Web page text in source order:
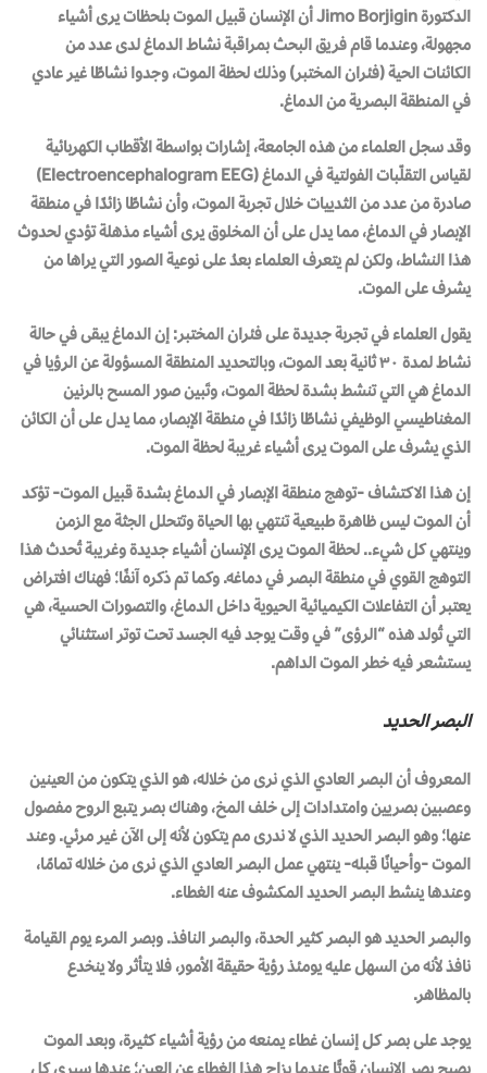
الدكتورةJimo Borjiginأن الإنسان قبيل الموت بلحظات يرى أشياء
مجهولة، وعندما قام فريق البحث بمراقبة نشاط الدماغ لدى عدد من
الكائنات الحية (فئران المختبر) وذلك لحظة الموت، وجدوا نشاطًا غير عادي
في المنطقة البصرية من الدماغ.
وقد سجل العلماء من هذه الجامعة، إشارات بواسطة الأقطاب الكهربائية
لقياس التقلّبات الفولتية في الدماغ(Electroencephalogram EEG)
صادرة من عدد من الثدييات خلال تجربة الموت، وأن نشاطًا زائدًا في منطقة
الإبصار في الدماغ، مما يدل على أن المخلوق يرى أشياء مذهلة تؤدي لحدوث
هذا النشاط، ولكن لم يتعرف العلماء بعدُ على نوعية الصور التي يراها من
يشرف على الموت.
يقول العلماء في تجربة جديدة على فئران المختبر: إن الدماغ يبقى في حالة
نشاط لمدة ٣٠ ثانية بعد الموت، وبالتحديد المنطقة المسؤولة عن الرؤيا في
الدماغ هي التي تنشط بشدة لحظة الموت، وتَبين صور المسح بالرنين
المغناطيسي الوظيفي نشاطًا زائدًا في منطقة الإبصار، مما يدل على أن الكائن
الذي يشرف على الموت يرى أشياء غريبة لحظة الموت.
إن هذا الاكتشاف -توهج منطقة الإبصار في الدماغ بشدة قبيل الموت- تؤكد
أن الموت ليس ظاهرة طبيعية تنتهي بها الحياة وتتحلل الجثة مع الزمن
وينتهي كل شيء.. لحظة الموت يرى الإنسان أشياء جديدة وغريبة تُحدث هذا
التوهج القوي في منطقة البصر في دماغه. وكما تم ذكره آنفًا؛ فهناك افتراض
يعتبر أن التفاعلات الكيميائية الحيوية داخل الدماغ، والتصورات الحسية، هي
التي تُولد هذه “الرؤى” في وقت يوجد فيه الجسد تحت توتر استثنائي
يستشعر فيه خطر الموت الداهم.
البصر الحديد
المعروف أن البصر العادي الذي نرى من خلاله، هو الذي يتكون من العينين
وعصبين بصريين وامتدادات إلى خلف المخ، وهناك بصر يتبع الروح مفصول
عنها؛ وهو البصر الحديد الذي لا ندرى مم يتكون لأنه إلى الآن غير مرئي. وعند
الموت -وأحيانًا قبله- ينتهي عمل البصر العادي الذي نرى من خلاله تمامًا،
وعندها ينشط البصر الحديد المكشوف عنه الغطاء.
والبصر الحديد هو البصر كثير الحدة، والبصر النافذ. وبصر المرء يوم القيامة
نافذ لأنه من السهل عليه يومئذ رؤية حقيقة الأمور، فلا يتأثر ولا ينخدع
بالمظاهر.
يوجد على بصر كل إنسان غطاء يمنعه من رؤية أشياء كثيرة، وبعد الموت
يصبح بصر الإنسان قويًّا عندما يزاح هذا الغطاء عن العين؛ عندها سيرى كل